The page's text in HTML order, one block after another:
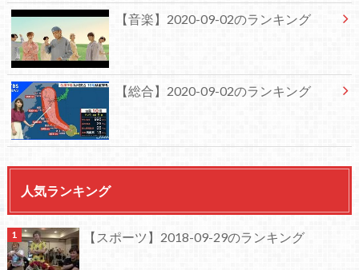
【音楽】2020-09-02のランキング
【総合】2020-09-02のランキング
人気ランキング
【スポーツ】2018-09-29のランキング